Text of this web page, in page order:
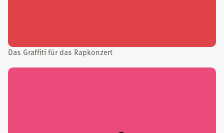
Das Graf­fi­ti für das Rap­kon­zert